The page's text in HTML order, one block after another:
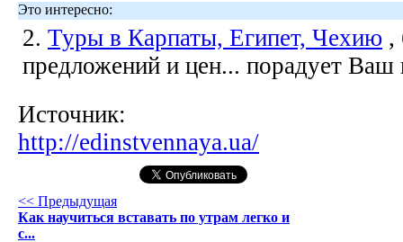
Это интересно:
2. Туры в Карпаты, Египет, Чехию ,
предложений и цен... порадует Ваш
Источник:
http://edinstvennaya.ua/
<< Предыдущая
Как научиться вставать по утрам легко и
с...